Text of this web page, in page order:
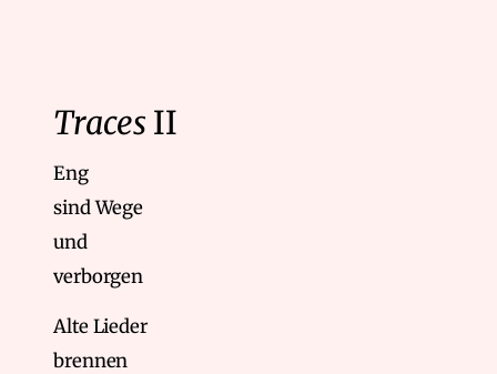
Traces II
Eng
sind Wege
und
verborgen
Alte Lieder
brennen